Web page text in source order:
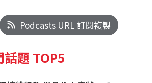
Podcasts URL 訂閱複製
話題 TOP5